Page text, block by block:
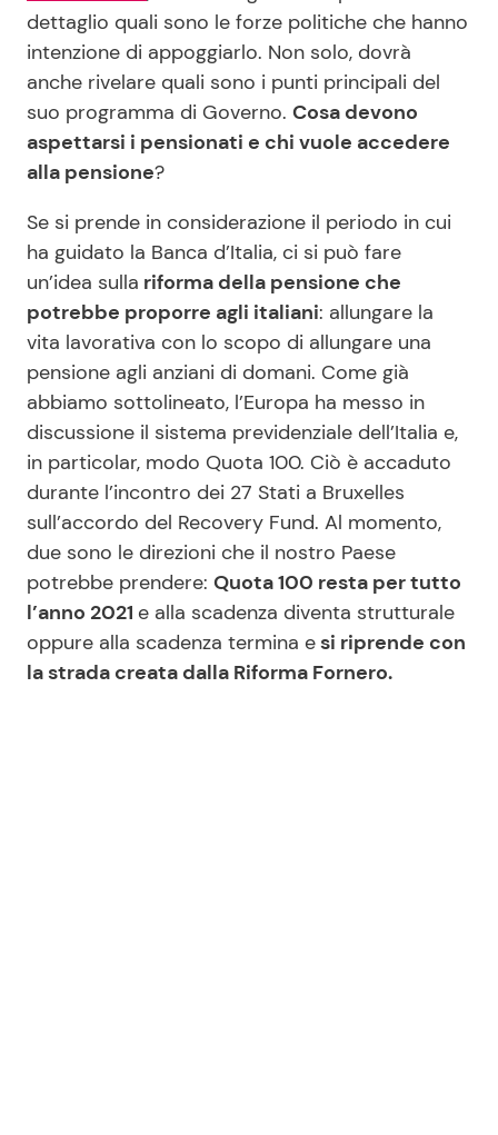
dettaglio quali sono le forze politiche che hanno
intenzione di appoggiarlo. Non solo, dovrà
anche rivelare quali sono i punti principali del
suo programma di Governo. Cosa devono
aspettarsi i pensionati e chi vuole accedere
alla pensione?
Se si prende in considerazione il periodo in cui
ha guidato la Banca d’Italia, ci si può fare
un’idea sulla riforma della pensione che
potrebbe proporre agli italiani: allungare la
vita lavorativa con lo scopo di allungare una
pensione agli anziani di domani. Come già
abbiamo sottolineato, l’Europa ha messo in
discussione il sistema previdenziale dell’Italia e,
in particolar, modo Quota 100. Ciò è accaduto
durante l’incontro dei 27 Stati a Bruxelles
sull’accordo del Recovery Fund. Al momento,
due sono le direzioni che il nostro Paese
potrebbe prendere: Quota 100 resta per tutto
l’anno 2021 e alla scadenza diventa strutturale
oppure alla scadenza termina esi riprende con
la strada creata dalla Riforma Fornero.